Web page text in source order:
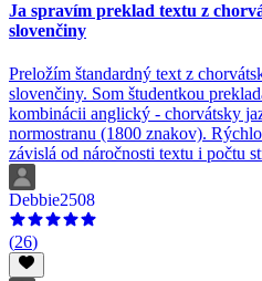
Ja spravím preklad textu z
slovenčiny
Preložím štandardný text z
slovenčiny. Som študentkou
kombinácii anglický - chorvátsky
normostranu (1800 znakov).
závislá od náročnosti textu i počtu
Debbie2508
(26)